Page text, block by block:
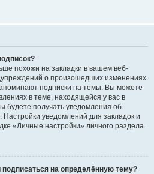
похожи на закладки в вашем веб-
о произошедших изменениях.
подписки на темы. Вы можете
в теме, находящейся у вас в
будете получать уведомления об
уведомлений для закладок и
«Личные настройки» личного раздела.
подписаться на определённую тему?